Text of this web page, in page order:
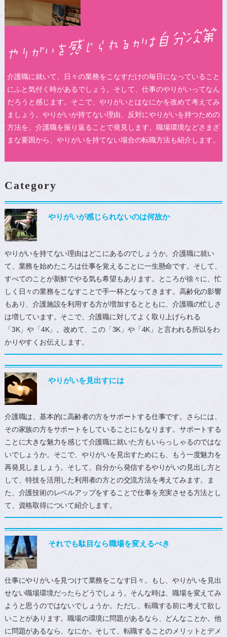
介護職に就いて、日々の業務をこなすだけの毎日になっていること
にふと気付く時があるでしょう。そして、仕事のやりがいってなん
だろうと感じます。そこで、やりがいとはなにかを改めて考えてみ
ましょう。やりがいが持てない理由、反対にやりがいを持つための
方法を、介護職を振り返ることで発見します。職場環境などさまざ
まな要因から、やりがいを持てない場合の転職方法も紹介します。
Category
やりがいが感じられないのは何故か
やりがいを持てない理由はどこにあるのでしょうか。介護職に就い
て、業務を始めたころは仕事を覚えることに一生懸命です。そして、
すべてのことが新鮮でやる気も希望もあります。ところが徐々に、忙
しく日々の業務をこなすことで手一杯となってきます。高齢化の影響
もあり、介護施設を利用する方が増加するとともに、介護職の忙しさ
は増しています。そこで、介護職に対してよく取り上げられる
「3K」や「4K」。改めて、この「3K」や「4K」と言われる所以をわ
かりやすくお伝えします。
やりがいを見出すには
介護職は、基本的に高齢者の方をサポートする仕事です。さらには、
その家族の方をサポートをしていることにもなります。サポートする
ことに大きな魅力を感じて介護職に就いた方もいらっしゃるのではな
いでしょうか。そこで、やりがいを見出すためにも、もう一度魅力を
再発見しましょう。そして、自分から発信するやりがいの見出し方と
して、特技を活用した利用者の方との交流方法を考えてみます。ま
た、介護技術のレベルアップをすることで仕事を充実させる方法とし
て、資格取得について紹介します。
それでも駄目なら職場を変えるべき
仕事にやりがいを見つけて業務をこなす日々。もし、やりがいを見出
せない職場環境だったらどうでしょう。そんな時は、職場を変えてみ
ようと思うのではないでしょうか。ただし、転職する前に考えて欲し
いことがあります。職場の環境に問題があるなら、どんなことか。他
に問題があるなら、なにか。そして、転職することのメリットとデメ